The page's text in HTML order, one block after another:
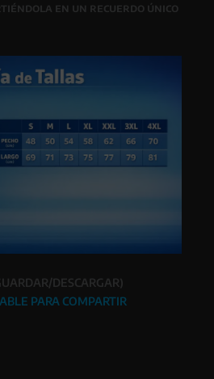
en un recuerdo único
DESCARGAR)
PARA COMPARTIR